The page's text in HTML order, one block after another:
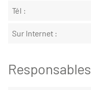
Tél :
Sur Internet :
Responsables